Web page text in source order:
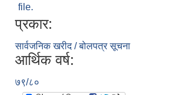
file.
प्रकार:
सार्वजनिक खरीद / बोलपत्र सूचना
आर्थिक वर्ष:
७९/८०